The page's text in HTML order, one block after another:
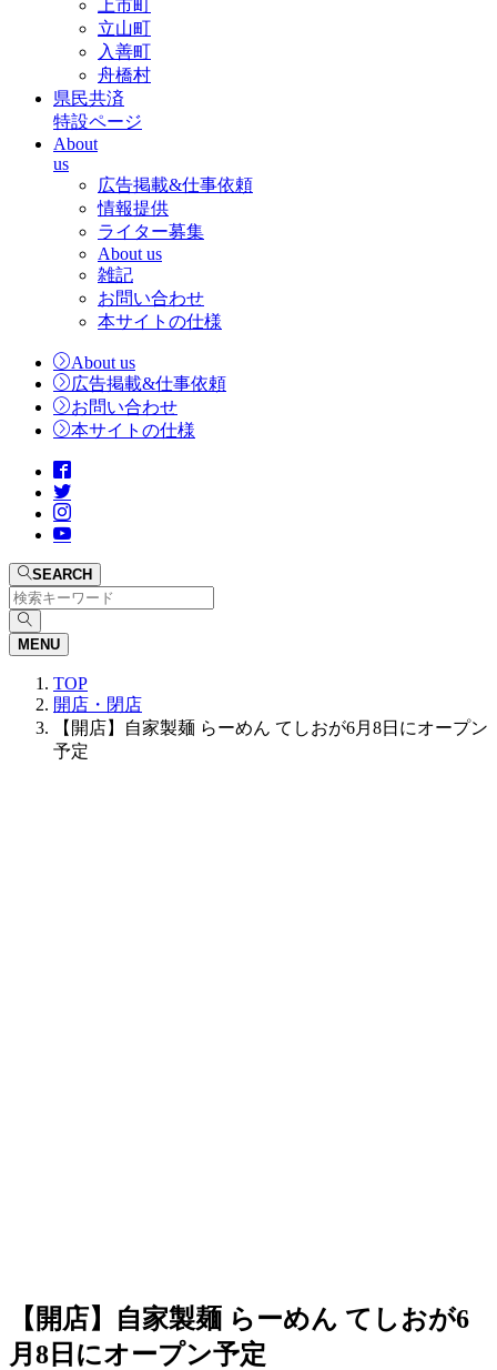
上市町
立山町
入善町
舟橋村
県民共済
特設ページ
About
us
広告掲載&仕事依頼
情報提供
ライター募集
About us
雑記
お問い合わせ
本サイトの仕様
About us
広告掲載&仕事依頼
お問い合わせ
本サイトの仕様
SEARCH
MENU
TOP
開店・閉店
【開店】自家製麺 らーめん てしおが6月8日にオープン
予定
【開店】自家製麺 らーめん てしおが6
月8日にオープン予定